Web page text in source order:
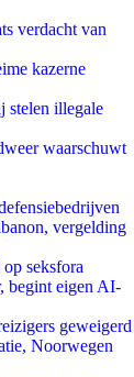
verdacht van
kazerne
stelen illegale
waarschuwt
vergelding
seksfora
begint eigen AI-
geweigerd
Noorwegen